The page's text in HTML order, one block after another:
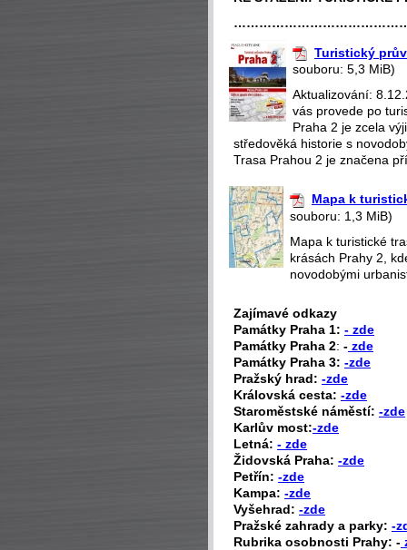
Turistický
souboru: 5,3 MiB)
Aktualizování:
vás provede po
Praha 2 je zcela
středověká historie s
Trasa Prahou 2 je značena
Mapa k
souboru: 1,3 MiB)
Mapa k turistické
krásách Prahy 2,
novodobými
Zajímavé odkazy
Památky Praha 1: - zde
Památky Praha 2: - zde
Památky Praha 3: -zde
Pražský hrad: -zde
Královská cesta: -zde
Staroměstské náměstí: -zde
Karlův most:-zde
Letná: - zde
Židovská Praha: -zde
Petřín: -zde
Kampa: -zde
Vyšehrad: -zde
Pražské zahrady a parky: -
Rubrika osobnosti Prahy: -